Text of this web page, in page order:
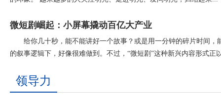
微短剧崛起：小屏幕撬动百亿大产业
给你几十秒，能不能讲好一个故事？或是用一分钟的碎片时间
的叙事逻辑下，好像很难做到。不过，“微短剧”这种新兴内容形式正
阜宁何以“滤”尽天下
领导力